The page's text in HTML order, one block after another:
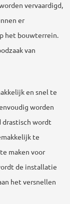
vervaardigd,
er
het bouwterrein.
van
en snel te
worden
drastisch wordt
te
maken voor
de installatie
het versnellen